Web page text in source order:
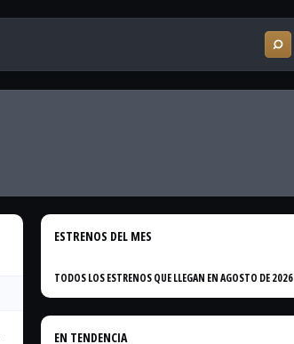
ESTRENOS DEL MES
TODOS LOS ESTRENOS QUE LLEGAN EN AGOSTO DE 2026
EN TENDENCIA